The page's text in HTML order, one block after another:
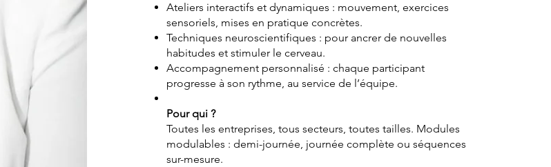
Ateliers interactifs et dynamiques : mouvement, exercices
sensoriels, mises en pratique concrètes.
Techniques neuroscientifiques : pour ancrer de nouvelles
habitudes et stimuler le cerveau.
Accompagnement personnalisé : chaque participant
progresse à son rythme, au service de l’équipe.
Pour qui ?
Toutes les entreprises, tous secteurs, toutes tailles. Modules
modulables : demi-journée, journée complète ou séquences
sur-mesure.